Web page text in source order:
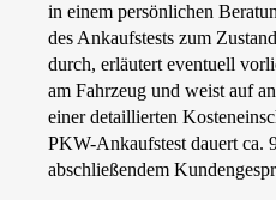
in einem persönlichen
des Ankaufstests zum
durch, erläutert eventuell
am Fahrzeug und weist auf
einer detaillierten
PKW-Ankaufstest dauert ca.
abschließendem